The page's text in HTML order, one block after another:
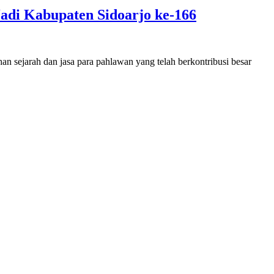
Kabupaten Sidoarjo ke-166
sejarah dan jasa para pahlawan yang telah berkontribusi besar